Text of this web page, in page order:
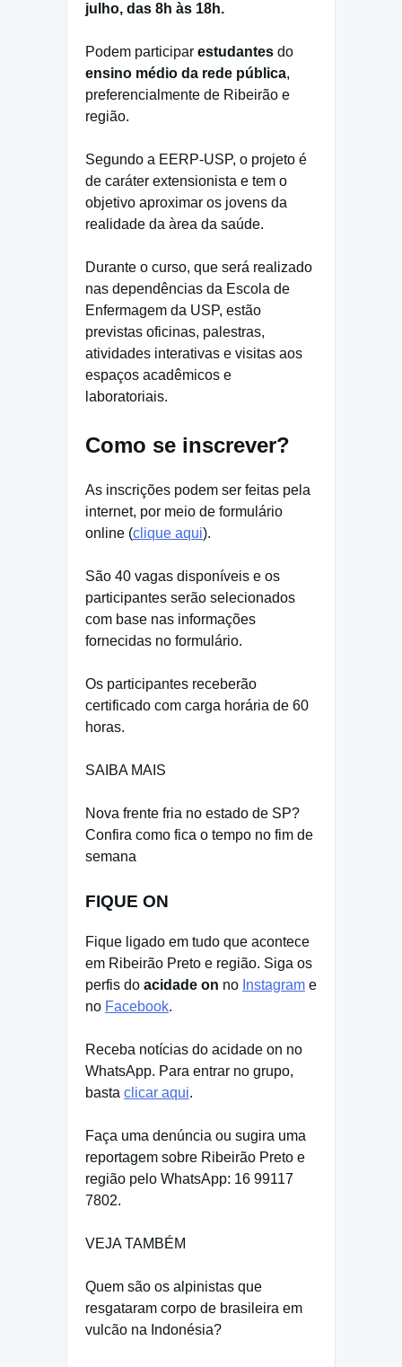
julho, das 8h às 18h.
Podem participar estudantes do
ensino médio da rede pública,
preferencialmente de Ribeirão e
região.
Segundo a EERP-USP, o projeto é
de caráter extensionista e tem o
objetivo aproximar os jovens da
realidade da àrea da saúde.
Durante o curso, que será realizado
nas dependências da Escola de
Enfermagem da USP, estão
previstas oficinas, palestras,
atividades interativas e visitas aos
espaços acadêmicos e
laboratoriais.
Como se inscrever?
As inscrições podem ser feitas pela
internet, por meio de formulário
online (clique aqui).
São 40 vagas disponíveis e os
participantes serão selecionados
com base nas informações
fornecidas no formulário.
Os participantes receberão
certificado com carga horária de 60
horas.
SAIBA MAIS
Nova frente fria no estado de SP?
Confira como fica o tempo no fim de
semana
FIQUE ON
Fique ligado em tudo que acontece
em Ribeirão Preto e região. Siga os
perfis do acidade on no Instagram e
no Facebook.
Receba notícias do acidade on no
WhatsApp. Para entrar no grupo,
basta clicar aqui.
Faça uma denúncia ou sugira uma
reportagem sobre Ribeirão Preto e
região pelo WhatsApp: 16 99117
7802.
VEJA TAMBÉM
Quem são os alpinistas que
resgataram corpo de brasileira em
vulcão na Indonésia?